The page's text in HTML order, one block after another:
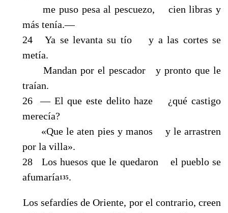
me puso pesa al pescuezo, cien libras y
más tenía.—
24 Ya se levanta su tío y a las cortes se
metía.
Mandan por el pescador y pronto que le
traían.
26 — El que este delito haze ¿qué castigo
merecía?
«Que le aten pies y manos y le arrastren
por la villa».
28 Los huesos que le quedaron el pueblo se
afumaría135.
Los sefardíes de Oriente, por el contrario, creen